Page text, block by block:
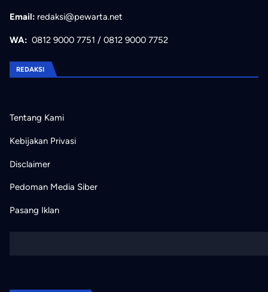
Email: redaksi@pewarta.net
WA: 0812 9000 7751 / 0812 9000 7752
REDAKSI
Tentang Kami
Kebijakan Privasi
Disclaimer
Pedoman Media Siber
Pasang Iklan